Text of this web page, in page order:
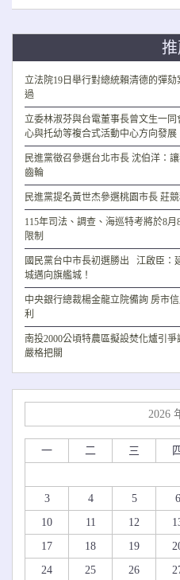
立法院19日舉行對總統賴清德的彈
過
立委林淑芬與台電董事長曾文生一
心與托幼等複合式活動中心方向發展
民進黨徵召參選台北市長 沈伯洋：
齒輪
民進黨提名黃世杰參選桃園市長 莊
115年司法、調查、海巡特考將於8
限制
國民黨台中市長初選勝出 江啟臣：
城邁向旗艦城！
中央銀行總裁楊金龍立院備詢 房市
利
南投2000公頃特農區擬設焚化爐引
嚴格把關
2026
一 二 三
3
4 5 6
10
11 12
17
18 19
24
25 26